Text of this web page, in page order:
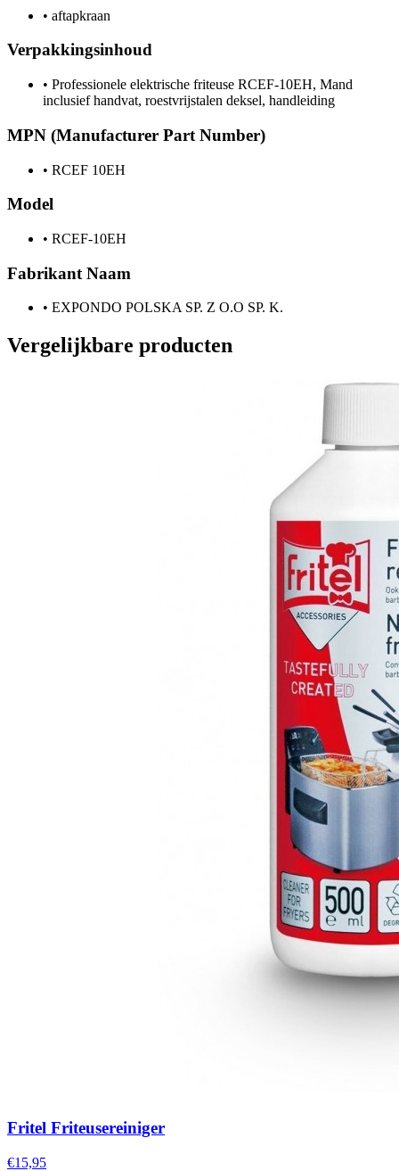
• aftapkraan
Verpakkingsinhoud
• Professionele elektrische friteuse RCEF-10EH, Mand
inclusief handvat, roestvrijstalen deksel, handleiding
MPN (Manufacturer Part Number)
• RCEF 10EH
Model
• RCEF-10EH
Fabrikant Naam
• EXPONDO POLSKA SP. Z O.O SP. K.
Vergelijkbare producten
Fritel Friteusereiniger
€15,95